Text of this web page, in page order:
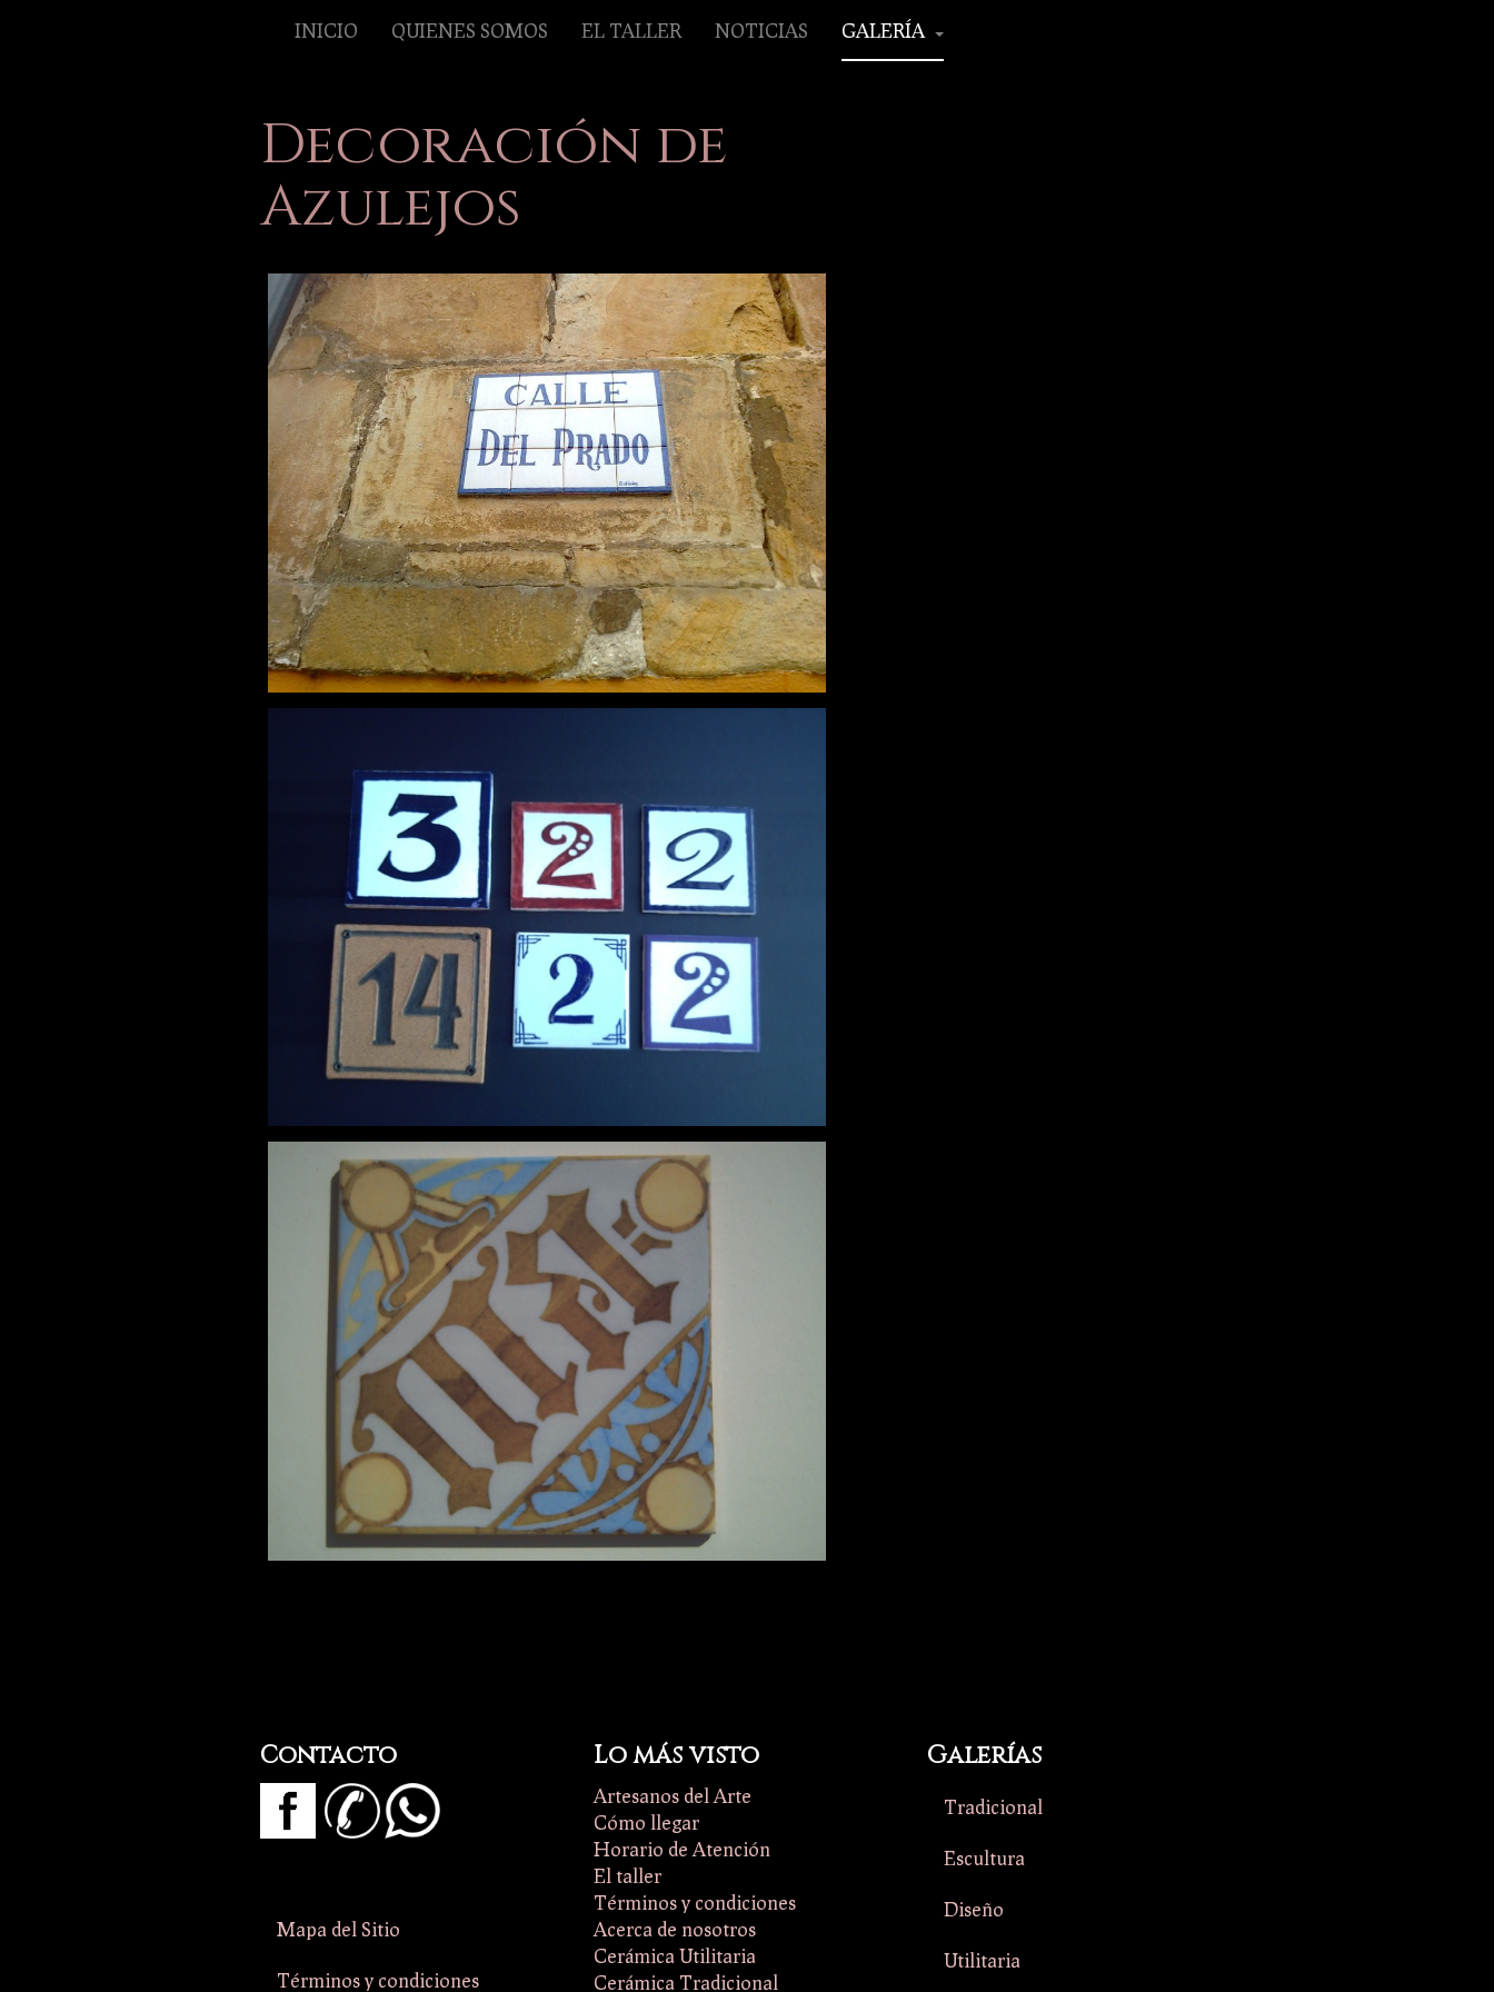
INICIO QUIENES SOMOS EL TALLER NOTICIAS GALERÍA
Decoración de
Azulejos
Contacto
Mapa del Sitio
Términos y condiciones
Lo más visto
Artesanos del Arte
Cómo llegar
Horario de Atención
El taller
Términos y condiciones
Acerca de nosotros
Cerámica Utilitaria
Cerámica Tradicional
Galerías
Tradicional
Escultura
Diseño
Utilitaria